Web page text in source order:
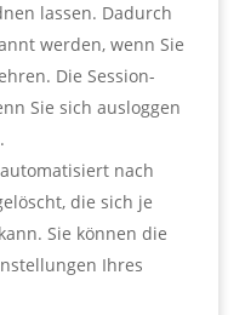
lassen. Dadurch
werden, wenn Sie
Die Session-
Sie sich ausloggen
nach
die sich je
Sie können die
Ihres